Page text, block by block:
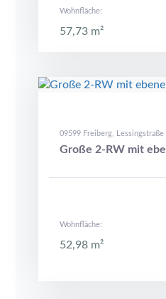
Wohnfläche:
57,73 m²
09599 Freiberg, Lessingstraße
Große 2-RW mit
Wohnfläche:
52,98 m²